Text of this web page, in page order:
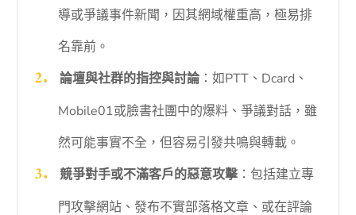
導或爭議事件新聞，因其網域權重高，極易排
名靠前。
論壇與社群的指控與討論：如PTT、Dcard、
Mobile01或臉書社團中的爆料、爭議對話，雖
然可能事實不全，但容易引發共鳴與轉載。
競爭對手或不滿客戶的惡意攻擊：包括建立專
門攻擊網站、發布不實部落格文章、或在評論